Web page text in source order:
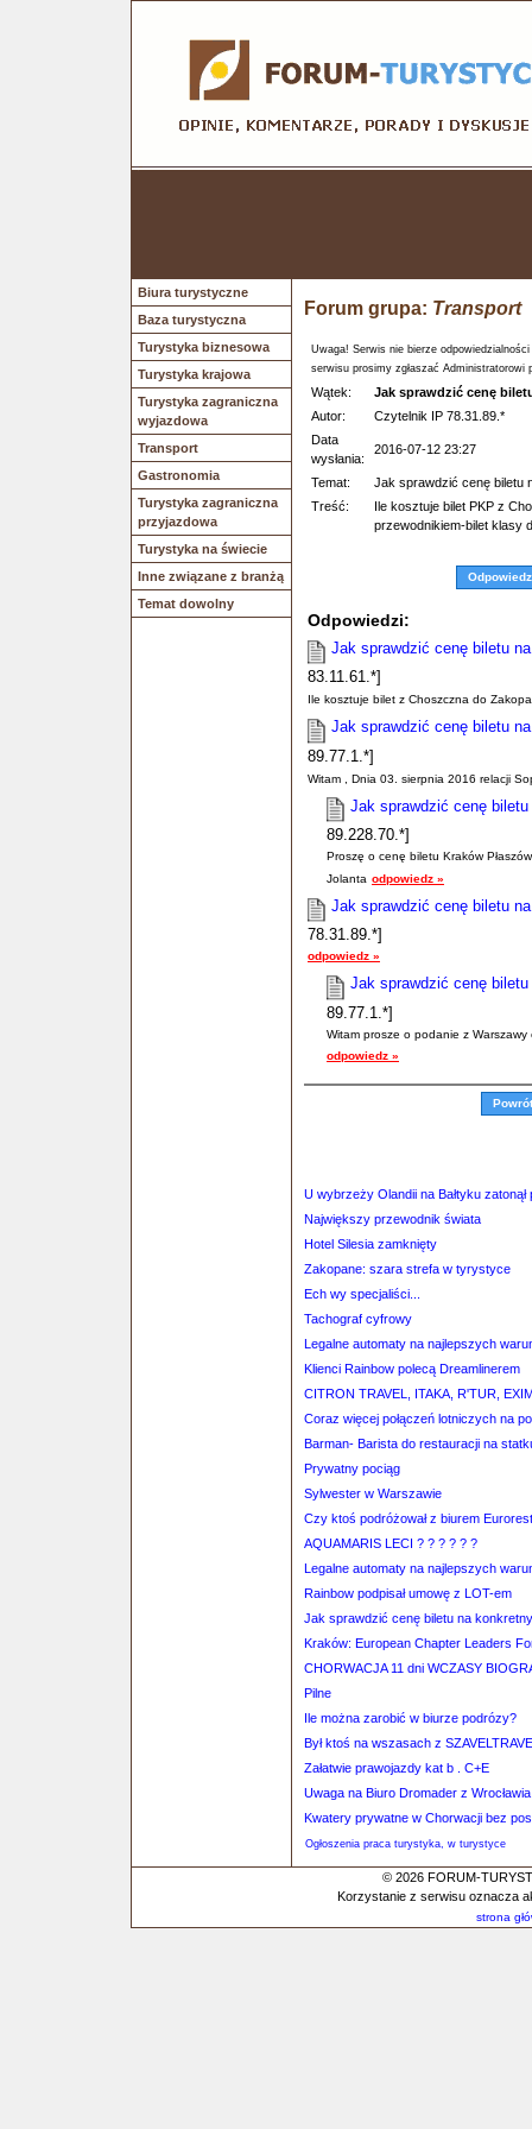
Biura turystyczne
Baza turystyczna
Turystyka biznesowa
Turystyka krajowa
Turystyka zagraniczna
wyjazdowa
Transport
Gastronomia
Turystyka zagraniczna
przyjazdowa
Turystyka na świecie
Inne związane z branżą
Temat dowolny
Forum grupa: Transport
Uwaga! Serwis nie bierze
serwisu prosimy zgłaszać Administratorowi
Wątek:
Jak sprawdzić cenę
Autor:
Czytelnik IP 78.31.89.*
Data
wysłania:
2016-07-12 23:27
Temat:
Jak sprawdzić cenę biletu
Treść:
Ile kosztuje bilet PKP z
przewodnikiem-bilet klasy
Odpowiedz
Odpowiedzi:
Jak sprawdzić cenę biletu
83.11.61.*]
Ile kosztuje bilet z Choszczna do
Jak sprawdzić cenę biletu
89.77.1.*]
Witam , Dnia 03. sierpnia 2016 relacji
Jak sprawdzić cenę
89.228.70.*]
Proszę o cenę biletu Kraków
Jolanta odpowiedz »
Jak sprawdzić cenę biletu
78.31.89.*]
odpowiedz »
Jak sprawdzić cenę
89.77.1.*]
Witam prosze o podanie z
odpowiedz »
U wybrzeży Olandii na Bałtyku zatonął
Największy przewodnik świata
Hotel Silesia zamknięty
Zakopane: szara strefa w tyrystyce
Ech wy specjaliści...
Tachograf cyfrowy
Legalne automaty na najlepszych
Klienci Rainbow polecą Dreamlinerem
CITRON TRAVEL, ITAKA, R'TUR,
Coraz więcej połączeń lotniczych na
Barman- Barista do restauracji na
Prywatny pociąg
Sylwester w Warszawie
Czy ktoś podróżował z biurem
AQUAMARIS LECI ? ? ? ? ? ?
Legalne automaty na najlepszych
Rainbow podpisał umowę z LOT-em
Jak sprawdzić cenę biletu na
Kraków: European Chapter Leaders
CHORWACJA 11 dni WCZASY
Pilne
Ile można zarobić w biurze podrózy?
Był ktoś na wszasach z
Załatwie prawojazdy kat b . C+E
Uwaga na Biuro Dromader z Wrocławia
Kwatery prywatne w Chorwacji bez
Ogłoszenia praca turystyka, w turystyce
© 2026 FORUM-
Korzystanie z serwisu oznacza
strona